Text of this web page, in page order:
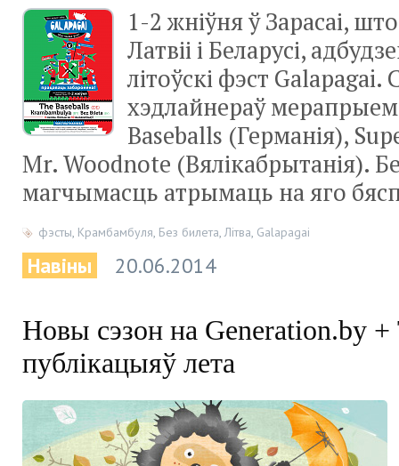
1-2 жніўня ў Зарасаі,
Латвіі і Беларусі,
літоўскі фэст Galapagai.
хэдлайнераў
Baseballs (Германія),
Mr. Woodnote (Вялікабрытанія).
магчымасць атрымаць на яго
фэсты, Крамбамбуля, Без билета,Літва, Galapagai
Навіны 20.06.2014
Новы сэзон на Generation.by
публікацыяў лета